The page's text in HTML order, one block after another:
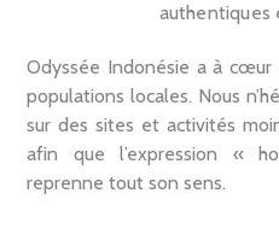
authentiques
Odyssée Indonésie a à cœur
populations locales. Nous
sur des sites et activités
afin que l’expression «
reprenne tout son sens.